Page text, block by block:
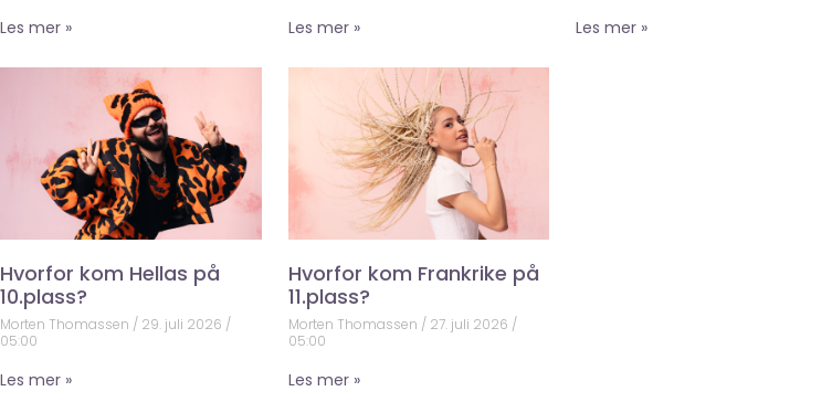
Les mer » Les mer » Les mer »
Hvorfor kom Hellas på
10.plass?
Morten Thomassen
29. juli 2026
05:00
Les mer »
Hvorfor kom Frankrike på
11.plass?
Morten Thomassen 27. juli 2026
05:00
Les mer »